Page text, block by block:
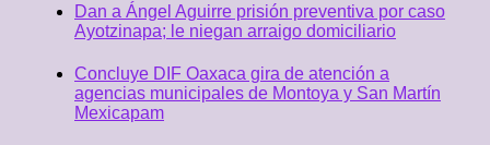
Dan a Ángel Aguirre prisión preventiva por caso
Ayotzinapa; le niegan arraigo domiciliario
Concluye DIF Oaxaca gira de atención a
agencias municipales de Montoya y San Martín
Mexicapam